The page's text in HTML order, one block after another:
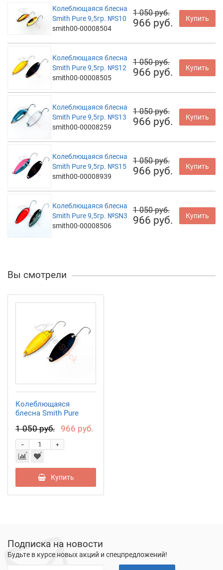
Колеблющаяся блесна
Smith Pure 9,5гр. №S10
smith00-00008504
1 050 руб.
966 руб. Купить
Колеблющаяся блесна
Smith Pure 9,5гр. №S12
smith00-00008505
1 050 руб.
966 руб. Купить
Колеблющаяся блесна
Smith Pure 9,5гр. №S13
smith00-00008259
1 050 руб.
966 руб. Купить
Колеблющаяся блесна
Smith Pure 9,5гр. №S15
smith00-00008939
1 050 руб.
966 руб. Купить
Колеблющаяся блесна
Smith Pure 9,5гр. №SN3
smith00-00008506
1 050 руб.
966 руб. Купить
Вы смотрели
Колеблющаяся
блесна Smith Pure
1 050 руб. 966 руб.
+
-
Купить
Подписка на новости
Будьте в курсе новых акций и спецпредложений!